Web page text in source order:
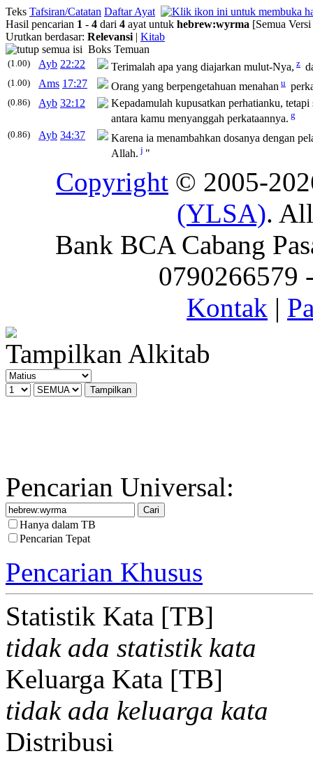
Teks Tafsiran/Catatan Daftar Ayat
Hasil pencarian 1 - 4 dari 4 ayat untuk hebrew:wyrma [Semua
Urutkan berdasar: Relevansi | Kitab
Boks Temuan
(1.00) Ayb 22:22 Terimalah apa yang diajarkan mulut-Nya, z
(1.00) Ams 17:27 Orang yang berpengetahuan menahan u
(0.86) Ayb 32:12
Kepadamulah kupusatkan perhatianku,
antara kamu menyanggah perkataannya. g
(0.86)
Ayb 34:37
Karena ia menambahkan dosanya dengan
Allah. j "
Copyright © 2005-
(YLSA).
Bank BCA Cabang
0790266579
Kontak |
Tampilkan Alkitab
Pencarian Universal:
Hanya dalam TB
Pencarian Tepat
Pencarian Khusus
Statistik Kata [TB]
tidak ada statistik kata
Keluarga Kata [TB]
tidak ada keluarga kata
Distribusi